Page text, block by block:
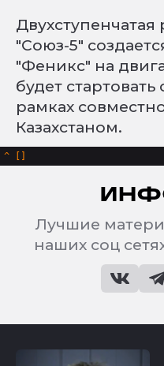
Двухступенчатая
"Союз-5"
"Феникс" на
будет
рамках
Казахстаном.
^
Лучшие
наших соц